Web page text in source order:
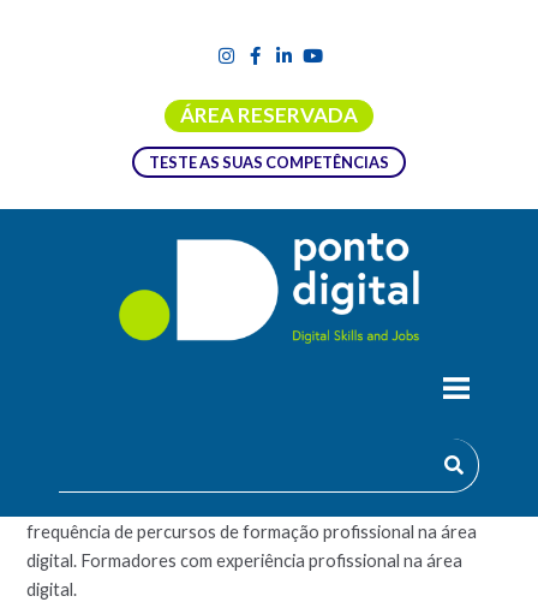
ÁREA RESERVADA
TESTE AS SUAS COMPETÊNCIAS
, a formação visa
frequência de percursos de formação profissional na área
digital. Formadores com experiência profissional na área
digital.